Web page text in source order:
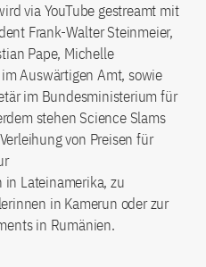
via YouTube gestreamt mit
Frank-Walter Steinmeier,
Pape, Michelle
Auswärtigen Amt, sowie
im Bundesministerium für
stehen Science Slams
von Preisen für
Lateinamerika, zu
in Kamerun oder zur
in Rumänien.